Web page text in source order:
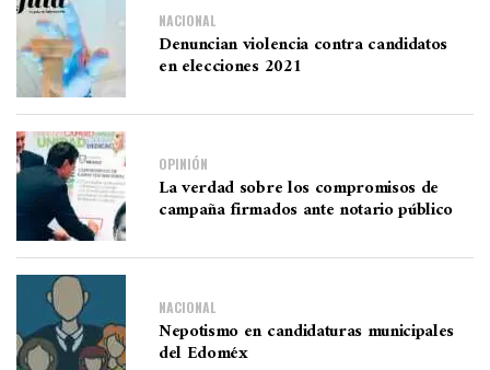
NACIONAL
Denuncian violencia contra candidatos
en elecciones 2021
OPINIÓN
La verdad sobre los compromisos de
campaña firmados ante notario público
NACIONAL
Nepotismo en candidaturas municipales
del Edoméx